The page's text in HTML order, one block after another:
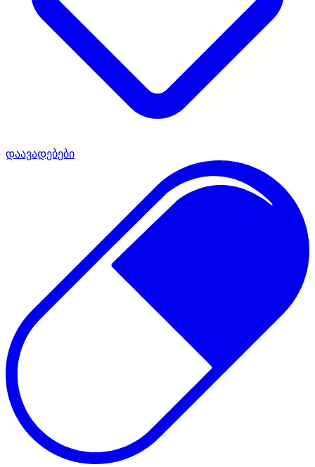
დაავადებები